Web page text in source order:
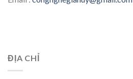
ĐỊA CHỈ